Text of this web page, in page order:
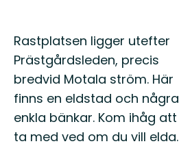
Beskrivning
Rastplatsen ligger utefter
Prästgårdsleden, precis
bredvid Motala ström. Här
finns en eldstad och några
enkla bänkar. Kom ihåg att
ta med ved om du vill elda.